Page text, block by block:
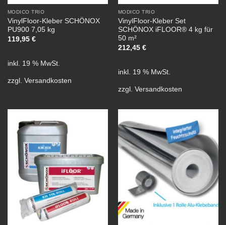
MODICO TRIO
VinylFloor-Kleber SCHÖNOX
PU900 7,05 kg
119,95 €
inkl. 19 % MwSt.
zzgl. Versandkosten
MODICO TRIO
VinylFloor-Kleber Set
SCHÖNOX iFLOOR® 4 kg für
50 m²
212,45 €
inkl. 19 % MwSt.
zzgl. Versandkosten